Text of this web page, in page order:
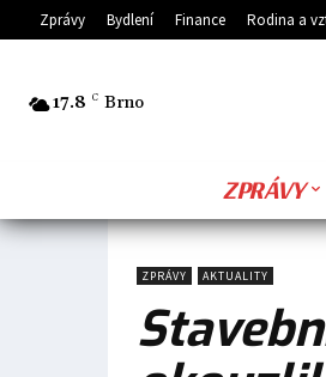
Zprávy Bydlení Finance Rodina a
17.8 C Brno
ZPRÁVY
ZPRÁVY AKTUALITY